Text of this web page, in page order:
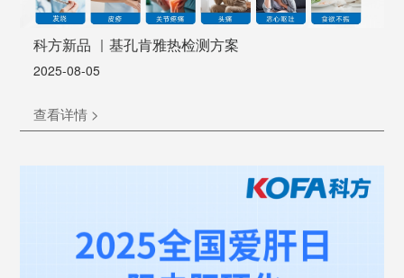
科方新品 ｜基孔肯雅热检测方案
2025-08-05
查看详情 >